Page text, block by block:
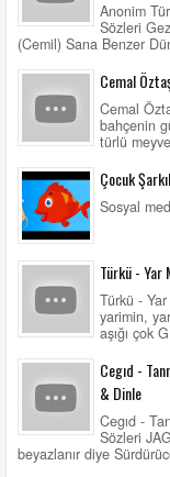
Anonim
Sözleri
(Cemil) Sana Benzer
Cemal
Cemal
bahçenin
türlü
Çocuk
Sosyal
Türkü - Yar
Türkü -
yarimin,
aşığı çok
Cegıd -
& Dinle
Cegıd -
Sözleri
beyazlanır diye